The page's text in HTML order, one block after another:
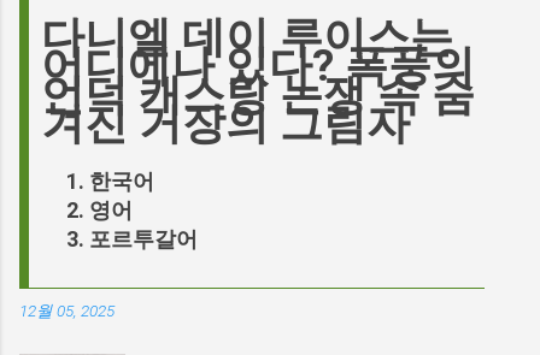
다니엘 데이 루이스는
어디에나 있다? 폭풍의
언덕 캐스팅 논쟁 속 숨
겨진 거장의 그림자
한국어
영어
포르투갈어
12월 05, 2025